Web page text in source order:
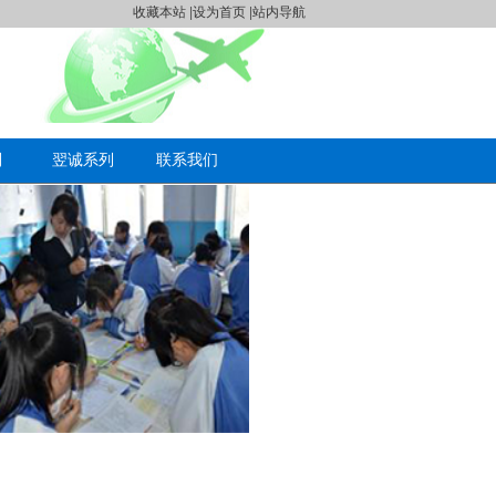
收藏本站 设为首页 站内导航
翌诚系列 联系我们